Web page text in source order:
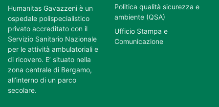
Humanitas Gavazzeni è un
ospedale polispecialistico
privato accreditato con il
Servizio Sanitario Nazionale
per le attività ambulatoriali e
di ricovero. E’ situato nella
zona centrale di Bergamo,
all’interno di un parco
secolare.
Politica qualità sicurezza e
ambiente (QSA)
Ufficio Stampa e
Comunicazione